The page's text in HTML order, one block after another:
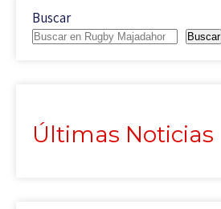
Buscar
Buscar
Últimas Noticias